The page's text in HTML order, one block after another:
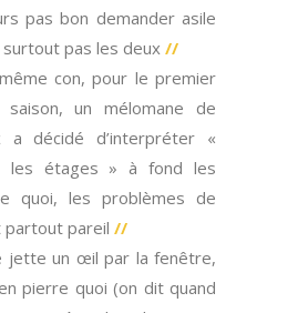
pas bon demander asile
pas les deux //
con, pour le premier
un mélomane de
a décidé d’interpréter «
les étages » à fond les
quoi, les problèmes de
partout pareil //
jette un œil par la fenêtre,
pierre quoi (on dit quand